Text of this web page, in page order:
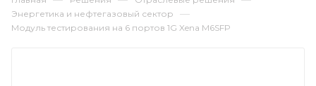
Энергетика и нефтегазовый сектор —
Модуль тестирования на 6 портов 1G Xena M6SFP